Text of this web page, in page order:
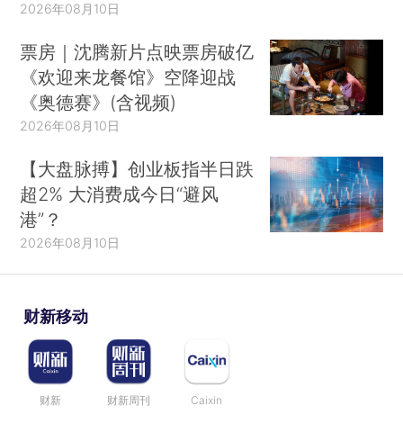
2026年08月10日
票房｜沈腾新片点映票房破亿
《欢迎来龙餐馆》空降迎战
《奥德赛》(含视频)
2026年08月10日
【大盘脉搏】创业板指半日跌
超2% 大消费成今日“避风
港”？
2026年08月10日
财新移动
财新 财新周刊 Caixin